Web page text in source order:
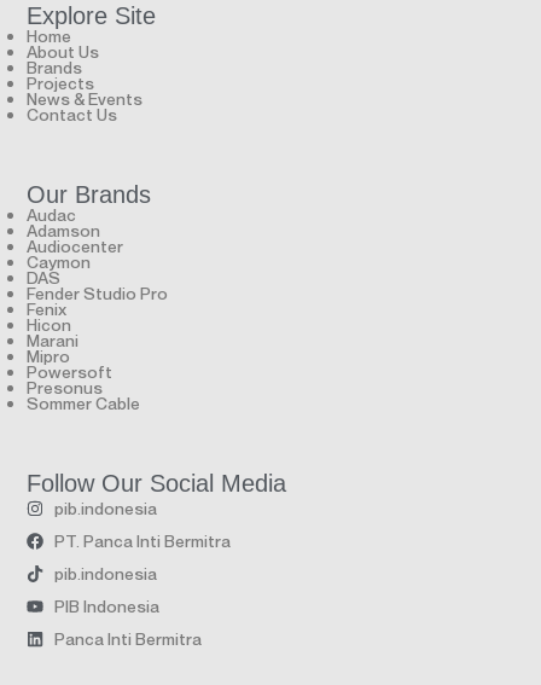
Explore Site
Home
About Us
Brands
Projects
News & Events
Contact Us
Our Brands
Audac
Adamson
Audiocenter
Caymon
DAS
Fender Studio Pro
Fenix
Hicon
Marani
Mipro
Powersoft
Presonus
Sommer Cable
Follow Our Social Media
pib.indonesia
PT. Panca Inti Bermitra
pib.indonesia
PIB Indonesia
Panca Inti Bermitra